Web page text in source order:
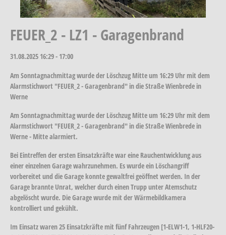
FEUER_2 - LZ1 - Garagenbrand
31.08.2025 16:29 - 17:00
Am Sonntagnachmittag wurde der Löschzug Mitte um 16:29 Uhr mit dem
Alarmstichwort "FEUER_2 - Garagenbrand" in die Straße Wienbrede in
Werne
Am Sonntagnachmittag wurde der Löschzug Mitte um 16:29 Uhr mit dem
Alarmstichwort "FEUER_2 - Garagenbrand" in die Straße Wienbrede in
Werne - Mitte alarmiert.
Bei Eintreffen der ersten Einsatzkräfte war eine Rauchentwicklung aus
einer einzelnen Garage wahrzunehmen. Es wurde ein Löschangriff
vorbereitet und die Garage konnte gewaltfrei geöffnet werden. In der
Garage brannte Unrat, welcher durch einen Trupp unter Atemschutz
abgelöscht wurde. Die Garage wurde mit der Wärmebildkamera
kontrolliert und gekühlt.
Im Einsatz waren 25 Einsatzkräfte mit fünf Fahrzeugen [1-ELW1-1, 1-HLF20-